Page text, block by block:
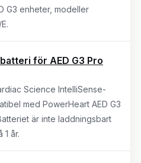
G3 enheter, modeller
för AED G3 Pro
Science IntelliSense-
med PowerHeart AED G3
är inte laddningsbart
1 år.